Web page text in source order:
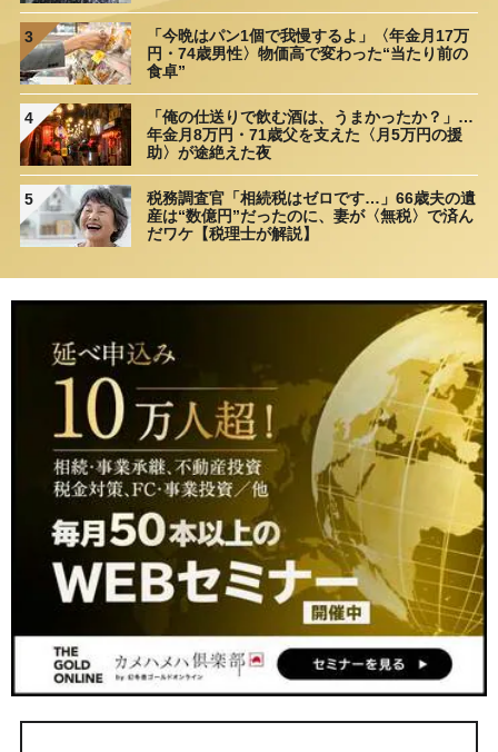
3
「今晩はパン1個で我慢するよ」〈年金月17万
円・74歳男性〉物価高で変わった“当たり前の
食卓”
4
「俺の仕送りで飲む酒は、うまかったか？」…
年金月8万円・71歳父を支えた〈月5万円の援
助〉が途絶えた夜
5
税務調査官「相続税はゼロです…」66歳夫の遺
産は“数億円”だったのに、妻が〈無税〉で済ん
だワケ【税理士が解説】